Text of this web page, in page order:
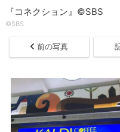
『コネクション』©SBS
©SBS
前の写真